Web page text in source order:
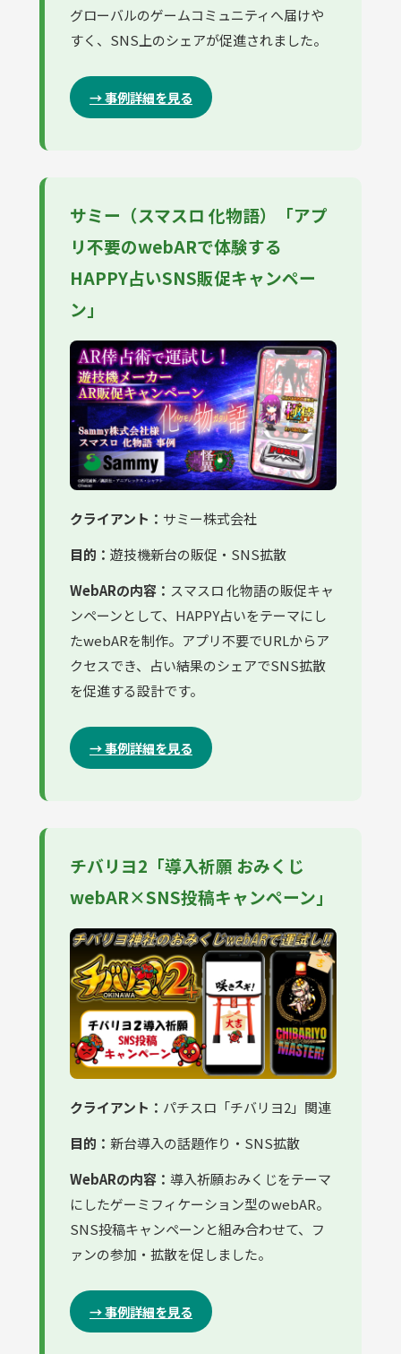
グローバルのゲームコミュニティへ届けや
すく、SNS上のシェアが促進されました。
→ 事例詳細を見る
サミー（スマスロ 化物語）「アプ
リ不要のwebARで体験する
HAPPY占いSNS販促キャンペー
ン」
クライアント： サミー株式会社
目的： 遊技機新台の販促・SNS拡散
WebARの内容： スマスロ 化物語の販促キャ
ンペーンとして、HAPPY占いをテーマにし
たwebARを制作。アプリ不要でURLからア
クセスでき、占い結果のシェアでSNS拡散
を促進する設計です。
→ 事例詳細を見る
チバリヨ2「導入祈願 おみくじ
webAR×SNS投稿キャンペーン」
クライアント： パチスロ「チバリヨ2」関連
目的： 新台導入の話題作り・SNS拡散
WebARの内容： 導入祈願おみくじをテーマ
にしたゲーミフィケーション型のwebAR。
SNS投稿キャンペーンと組み合わせて、フ
ァンの参加・拡散を促しました。
→ 事例詳細を見る